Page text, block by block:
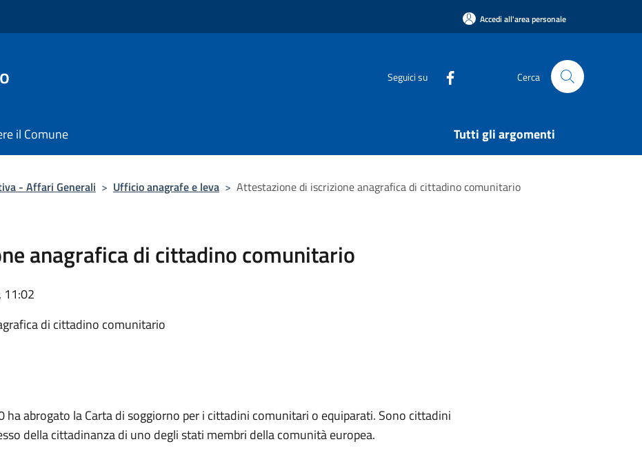
Accedi all'area personale
Seguici su Cerca
il Comune Tutti gli argomenti
- Affari Generali > Ufficio anagrafe e leva > Attestazione di iscrizione anagrafica di cittadino comunitario
anagrafica di cittadino comunitario
11:02
di cittadino comunitario
abrogato la Carta di soggiorno per i cittadini comunitari o equiparati. Sono cittadini
della cittadinanza di uno degli stati membri della comunità europea.